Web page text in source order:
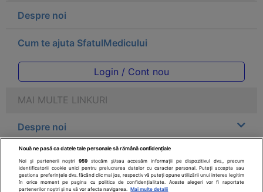
Despre noi
Cum te ajuta SfatulMedicului
Login / Cont nou
MAI MULTE LINKURI
Despre noi
Legal
Drepturile consumatorului
Nouă ne pasă ca datele tale personale să rămână confidențiale
Noi și partenerii noștri959 stocăm și/sau accesăm informații pe dispozitivul dvs., precum
identificatorii cookie unici pentru prelucrarea datelor cu caracter personal. Puteți accepta sau
gestiona preferințele dvs. făcând clic mai jos, respectiv vă puteți opune utilizării unui interes legitim
în orice moment pe pagina cu politica de confidențialitate. Aceste alegeri vor fi raportate
partenerilor noștri și nu vă vor afecta navigarea.
Mai multe detalii